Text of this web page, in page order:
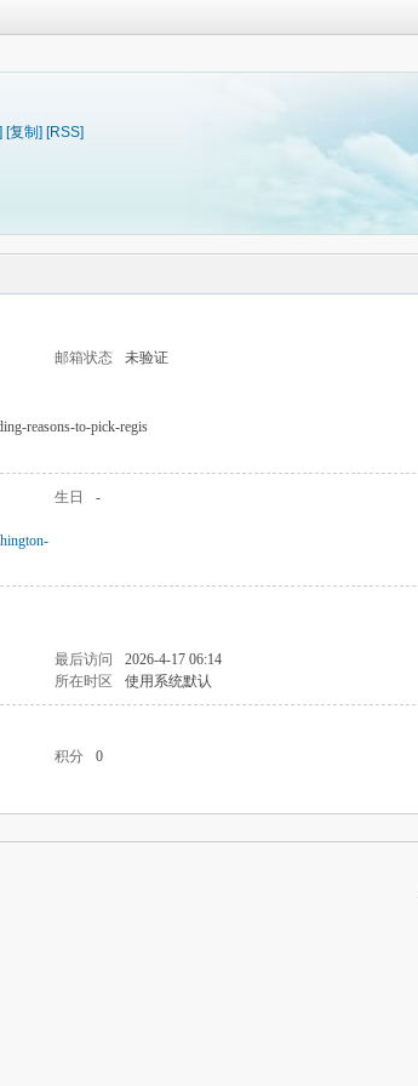
[复制] [RSS]
邮箱状态 未验证
reasons-to-pick-regis
生日
-
最后访问
2026-4-17 06:14
所在时区 使用系统默认
积分
0